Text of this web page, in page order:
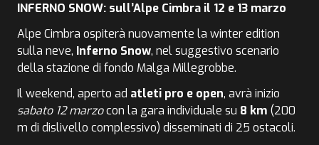
INFERNO SNOW: sull’Alpe Cimbra il 12 e 13 marzo
Alpe Cimbra ospiterà nuovamente la winter edition
sulla neve, Inferno Snow, nel suggestivo scenario
della stazione di fondo Malga Millegrobbe.
Il weekend, aperto ad atleti pro e open, avrà inizio
sabato 12 marzocon la gara individuale su 8 km (200
m di dislivello complessivo) disseminati di 25 ostacoli.